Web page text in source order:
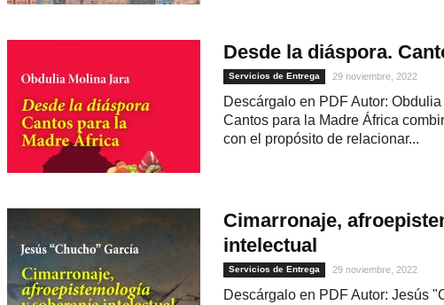
Desde la diáspora.
Servicios de Entrega 29 noviembre, 2022
Descárgalo en PDF Autor:
Cantos para la Madre África
con el propósito de relacionar...
Cimarronaje,
intelectual
Servicios de Entrega 29 noviembre, 2022
Descárgalo en PDF Autor: Jesús